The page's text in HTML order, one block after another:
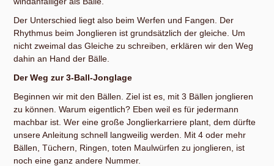
Der Unterschied liegt also beim Werfen und Fangen. Der
Rhythmus beim Jonglieren ist grundsätzlich der gleiche. Um
nicht zweimal das Gleiche zu schreiben, erklären wir den Weg
dahin an Hand der Bälle.
Der Weg zur 3-Ball-Jonglage
Beginnen wir mit den Bällen. Ziel ist es, mit 3 Bällen jonglieren
zu können. Warum eigentlich? Eben weil es für jedermann
machbar ist. Wer eine große Jonglierkarriere plant, dem dürfte
unsere Anleitung schnell langweilig werden. Mit 4 oder mehr
Bällen, Tüchern, Ringen, toten Maulwürfen zu jonglieren, ist
noch eine ganz andere Nummer.